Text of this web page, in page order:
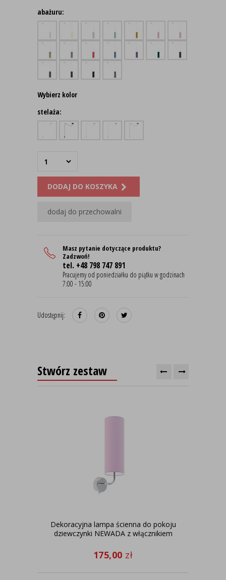
abażuru:
Wybierz kolor
stelaża:
DODAJ DO KOSZYKA
dodaj do przechowalni
Masz pytanie dotyczące produktu?
Zadzwoń!
tel. +48 798 747 891
Pracujemy od poniedziałku do piątku w godzinach
7:00 - 15:00
Udostępnij:
Stwórz zestaw
Dekoracyjna lampa ścienna do pokoju
dziewczynki NEWADA z włącznikiem
175,00 zł